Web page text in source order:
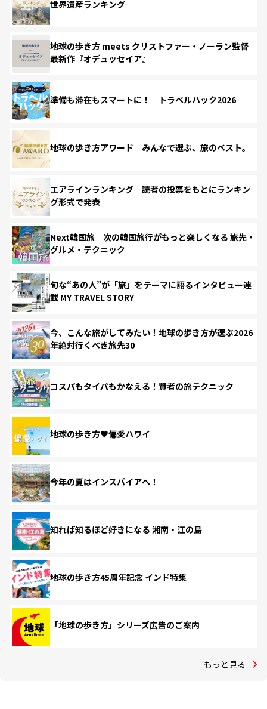
世界遺産ランキング
地球の歩き方 meets クリストファー・ノーラン監督
最新作『オデュッセイア』
準備も滞在もスマートに！ トラベルハック2026
地球の歩き方アワード みんなで選ぶ、旅のベスト。
エアラインランキング 読者の投票をもとにランキン
グ形式で発表
Next韓国旅 次の韓国旅行がもっと楽しくなる 旅先・
グルメ・テクニック
旬な“あの人”が「旅」をテーマに語るインタビュー連
載 MY TRAVEL STORY
今、こんな旅がしてみたい！地球の歩き方が選ぶ2026
年絶対行くべき旅先30
コスパもタイパもかなえる！賢者の旅テクニック
地球の歩き方♥偏愛ハワイ
今年の夏はインスパイアへ！
知れば知るほど好きになる 湘南・江の島
地球の歩き方45周年記念 インド特集
「地球の歩き方」シリーズ広告のご案内
もっと見る